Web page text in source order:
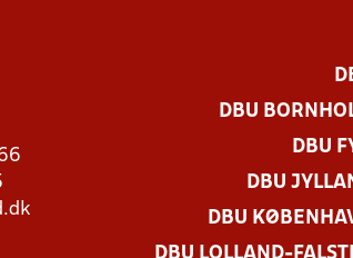
DBU
DBU
DBU
DBU
DBU LOLLAND-